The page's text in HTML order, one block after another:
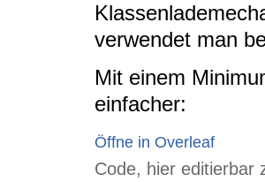
verwendet man
Mit einem
einfacher:
Öffne in Overleaf
Code, hier editierbar